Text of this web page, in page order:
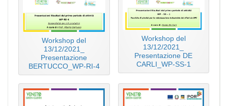
Workshop del
13/12/2021_
Presentazione
BERTUCCO_WP-RI-4
Workshop del
13/12/2021_
Presentazione DE
CARLI_WP-SS-1